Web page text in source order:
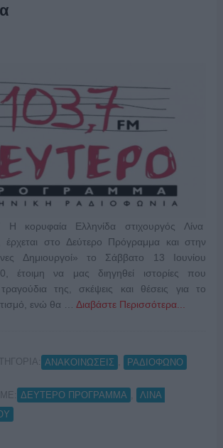
κορυφαία Ελληνίδα στιχουργός Λίνα
έρχεται στο Δεύτερο Πρόγραμμα και στην
Δημιουργοί» το Σάββατο 13 Ιουνίου
έτοιμη να μας διηγηθεί ιστορίες που
της, σκέψεις και θέσεις για το
ενώ θα … Διαβάστε Περισσότερα...
ΑΝΑΚΟΙΝΩΣΕΙΣ ΡΑΔΙΟΦΩΝΟ
ΔΕΥΤΕΡΟ ΠΡΟΓΡΑΜΜΑ
ΛΙΝΑ